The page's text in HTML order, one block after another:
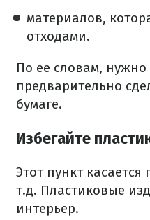
материалов,
отходами.
По ее словам, нужно
предварительно
бумаге.
Избегайте
Этот пункт касается
т.д. Пластиковые
интерьер.